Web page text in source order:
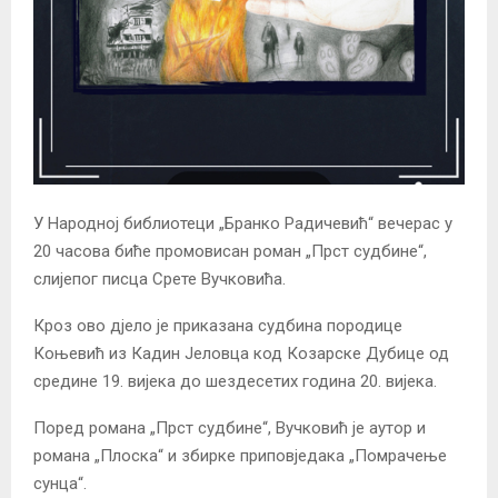
У Народној библиотеци „Бранко Радичевић“ вечерас у
20 часова биће промовисан роман „Прст судбине“,
слијепог писца Срете Вучковића.
Кроз ово дјело је приказана судбина породице
Коњевић из Кадин Јеловца код Козарске Дубице од
средине 19. вијека до шездесетих година 20. вијека.
Поред романа „Прст судбине“, Вучковић је аутор и
романа „Плоска“ и збирке приповједака „Помрачење
сунца“.